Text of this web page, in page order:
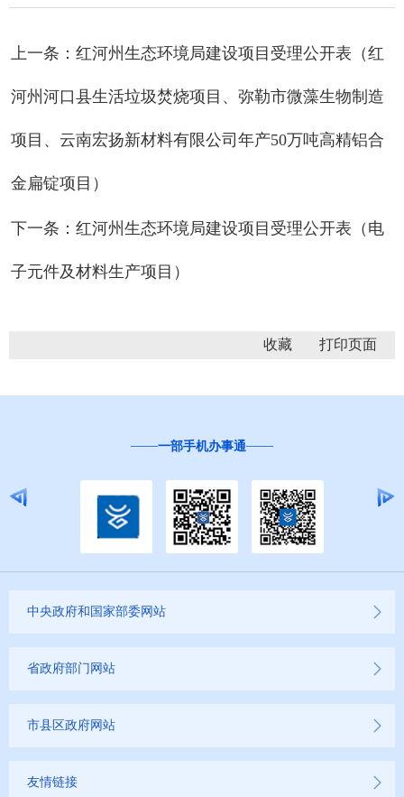
上一条：红河州生态环境局建设项目受理公开表（红
河州河口县生活垃圾焚烧项目、弥勒市微藻生物制造
项目、云南宏扬新材料有限公司年产50万吨高精铝合
金扁锭项目）
下一条：红河州生态环境局建设项目受理公开表（电
子元件及材料生产项目）
收藏
一部手机办事通
中央政府和国家部委网站
省政府部门网站
市县区政府网站
友情链接